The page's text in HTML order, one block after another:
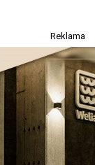
Reklama